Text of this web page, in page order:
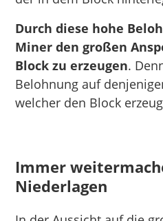
Durch diese hohe
Miner den großen
Block zu erzeugen.
Belohnung auf
welcher den Block
Immer
Niederlagen